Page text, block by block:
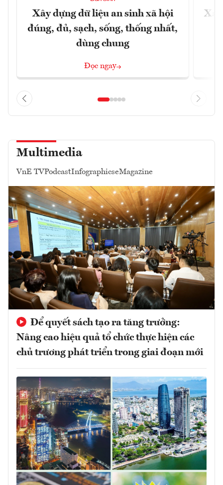
Xây dựng dữ liệu an sinh xã hội
đúng, đủ, sạch, sống, thống nhất,
dùng chung
Đọc ngay
Multimedia
VnE TVPodcastInfographicseMagazine
Để quyết sách tạo ra tăng trưởng:
Nâng cao hiệu quả tổ chức thực hiện các
chủ trương phát triển trong giai đoạn mới